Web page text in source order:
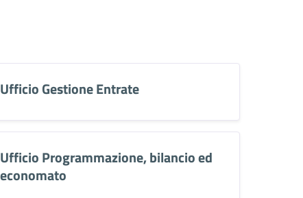
Ufficio Gestione Entrate
Ufficio Programmazione, bilancio ed
economato